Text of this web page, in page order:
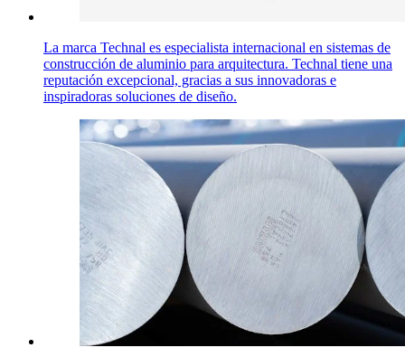
La marca Technal es especialista internacional en sistemas de
construcción de aluminio para arquitectura. Technal tiene una
reputación excepcional, gracias a sus innovadoras e
inspiradoras soluciones de diseño.